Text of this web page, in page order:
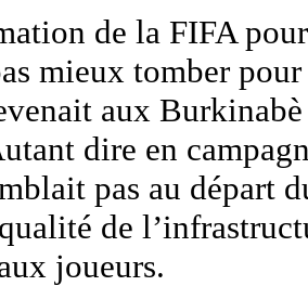
de la FIFA
mieux tomber
aux
dire en
pas au départ
de
joueurs.